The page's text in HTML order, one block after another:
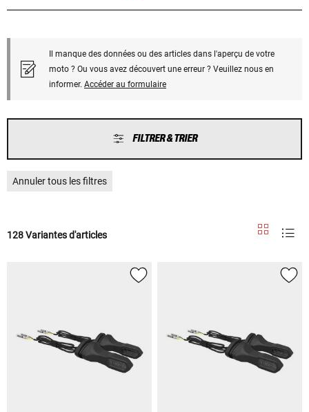
Il manque des données ou des articles dans l'aperçu de votre
moto ? Ou vous avez découvert une erreur ? Veuillez nous en
informer. Accéder au formulaire
FILTRER & TRIER
Annuler tous les filtres
128 Variantes d'articles